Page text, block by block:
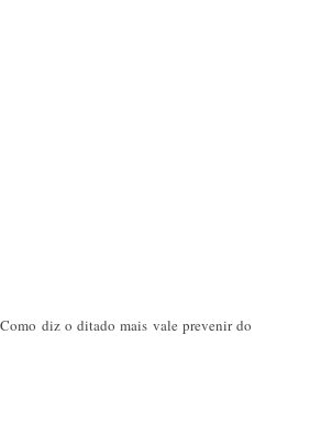
diz o ditado mais vale prevenir do